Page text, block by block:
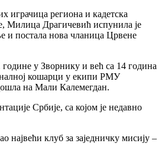
играчица региона и кадетска
Милица Драгичевић испунила је
и постала нова чланица Црвене
у Зворнику и већ са 14 година
кошарци у екипи РМУ
на Мали Калемегдан.
Србије, са којом је недавно
највећи клуб за заједничку мисију –